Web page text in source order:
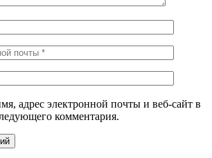
адрес электронной почты и веб-сайт в
комментария.